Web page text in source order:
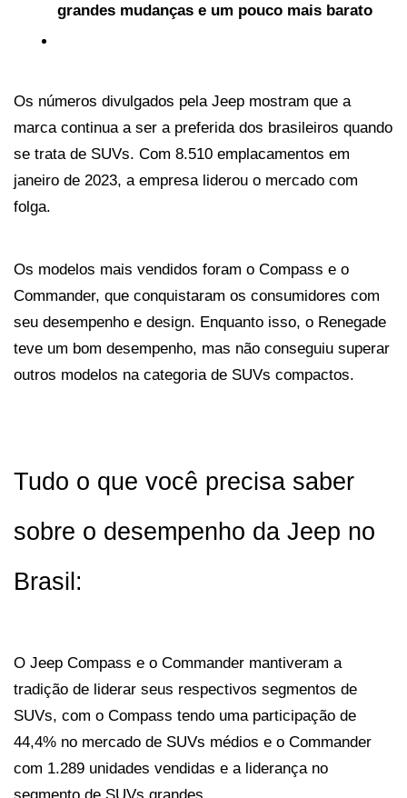
grandes mudanças e um pouco mais barato
Os números divulgados pela Jeep mostram que a
marca continua a ser a preferida dos brasileiros quando
se trata de SUVs. Com 8.510 emplacamentos em
janeiro de 2023, a empresa liderou o mercado com
folga.
Os modelos mais vendidos foram o Compass e o
Commander, que conquistaram os consumidores com
seu desempenho e design. Enquanto isso, o Renegade
teve um bom desempenho, mas não conseguiu superar
outros modelos na categoria de SUVs compactos.
Tudo o que você precisa saber
sobre o desempenho da Jeep no
Brasil:
O Jeep Compass e o Commander mantiveram a
tradição de liderar seus respectivos segmentos de
SUVs, com o Compass tendo uma participação de
44,4% no mercado de SUVs médios e o Commander
com 1.289 unidades vendidas e a liderança no
segmento de SUVs grandes.